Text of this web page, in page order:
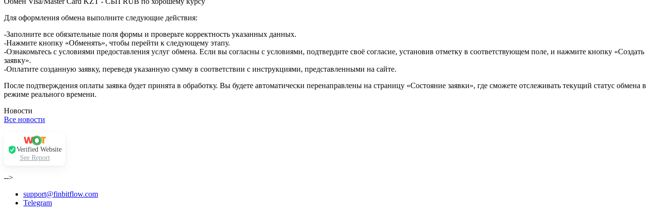
Для оформления обмена выполните следующие действия:
-Заполните все обязательные поля формы и проверьте корректность указанных данных.
-Нажмите кнопку «Обменять», чтобы перейти к следующему этапу.
-Ознакомьтесь с условиями предоставления услуг обмена. Если вы согласны с условиями, подтвердите своё согласие, установив отметку в соответствующем поле, и нажмите кнопку «Создать
заявку».
-Оплатите созданную заявку, переведя указанную сумму в соответствии с инструкциями, представленными на сайте.
После подтверждения оплаты заявка будет принята в обработку. Вы будете автоматически перенаправлены на страницу «Состояние заявки», где сможете отслеживать текущий статус обмена в
режиме реального времени.
Новости
Все новости
Verified Website
See Report
-->
support@finbitflow.com
Telegram